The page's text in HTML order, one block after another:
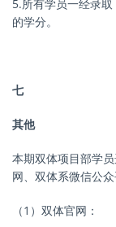
5.所有学员一经录
的学分。
七
其他
本期双体项目部学
网、双体系微信公
（1）双体官网：